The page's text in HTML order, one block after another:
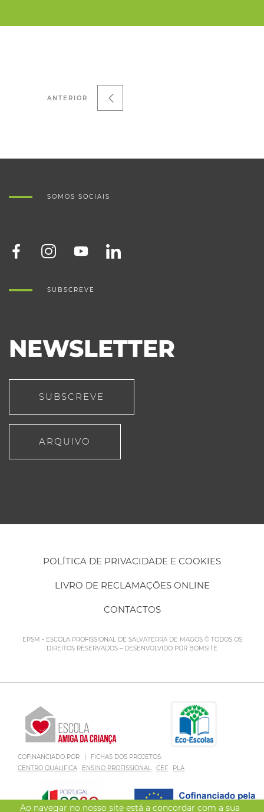
ANTERIOR
SOMOS SOCIAIS
SUBSCREVE
NEWSLETTER
SUBSCREVE
ARQUIVO
POLÍTICA DE PRIVACIDADE E COOKIES
LIVRO DE RECLAMAÇÕES ONLINE
CONTACTOS
EPSM - ESCOLA PROFISSIONAL DE SALVATERRA DE MAGOS © TODOS OS
DIREITOS RESERVADOS – DESENVOLVIDO POR BOMSITE
COFINANCIADO POR |
FICHAS DOS PROJETOS:
CENTRO QUALIFICA
ENSINO PROFISSIONAL CEF PLA
Ao navegar no nosso site está a concordar com a sua